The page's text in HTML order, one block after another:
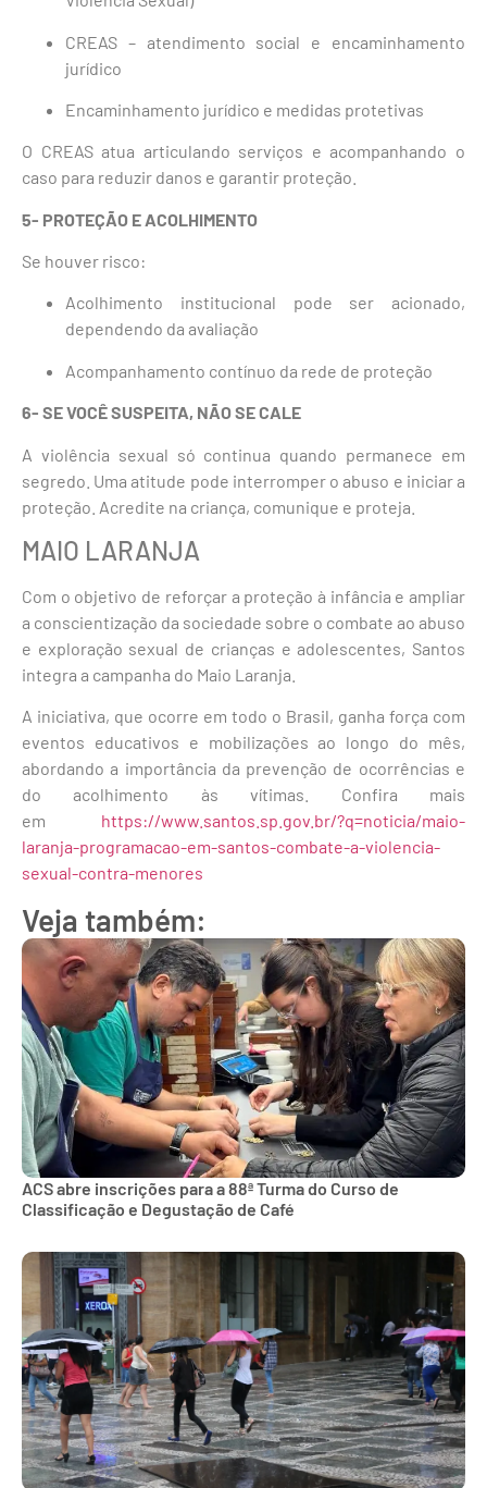
CREAS – atendimento social e encaminhamento
jurídico
Encaminhamento jurídico e medidas protetivas
O CREAS atua articulando serviços e acompanhando o
caso para reduzir danos e garantir proteção.
5- PROTEÇÃO E ACOLHIMENTO
Se houver risco:
Acolhimento institucional pode ser acionado,
dependendo da avaliação
Acompanhamento contínuo da rede de proteção
6- SE VOCÊ SUSPEITA, NÃO SE CALE
A violência sexual só continua quando permanece em
segredo. Uma atitude pode interromper o abuso e iniciar a
proteção. Acredite na criança, comunique e proteja.
MAIO LARANJA
Com o objetivo de reforçar a proteção à infância e ampliar
a conscientização da sociedade sobre o combate ao abuso
e exploração sexual de crianças e adolescentes, Santos
integra a campanha do Maio Laranja.
A iniciativa, que ocorre em todo o Brasil, ganha força com
eventos educativos e mobilizações ao longo do mês,
abordando a importância da prevenção de ocorrências e
do acolhimento às vítimas. Confira mais
em https://www.santos.sp.gov.br/?q=noticia/maio-
laranja-programacao-em-santos-combate-a-violencia-
sexual-contra-menores
Veja também:
ACS abre inscrições para a 88ª Turma do Curso de
Classificação e Degustação de Café